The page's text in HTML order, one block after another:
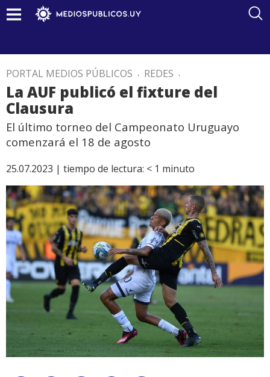
PORTAL MEDIOS PÚBLICOS . REDES .
La AUF publicó el fixture del
Clausura
El último torneo del Campeonato Uruguayo
comenzará el 18 de agosto
25.07.2023 | tiempo de lectura: < 1 minuto